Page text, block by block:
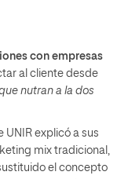
con empresas
al cliente desde
nutran a la dos
explicó a sus
mix tradicional,
el concepto